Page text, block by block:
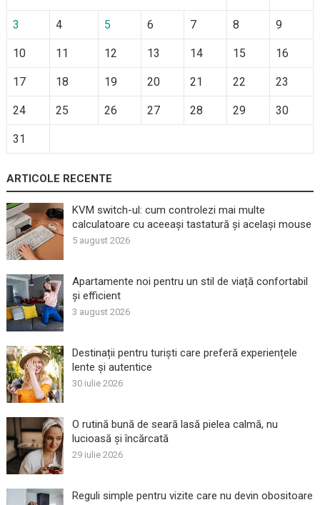
3 4 5 6 7 8 9
10 11 12 13 14 15 16
17 18 19 20 21 22 23
24 25 26 27 28 29 30
31
ARTICOLE RECENTE
KVM switch-ul: cum controlezi mai multe
calculatoare cu aceeași tastatură și același mouse
5 august 2026
Apartamente noi pentru un stil de viață confortabil
și efficient
3 august 2026
Destinații pentru turiști care preferă experiențele
lente și autentice
30 iulie 2026
O rutină bună de seară lasă pielea calmă, nu
lucioasă și încărcată
29 iulie 2026
Reguli simple pentru vizite care nu devin obositoare